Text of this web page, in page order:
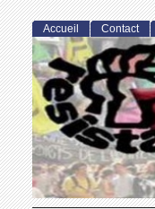
Accueil Contact